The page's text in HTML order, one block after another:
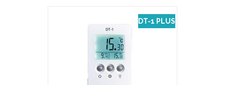
DT-1 PLUS